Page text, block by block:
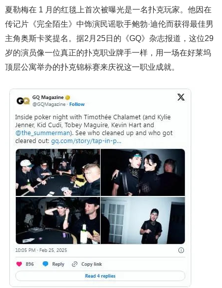
夏勒梅在 1 月的红毯上首次被曝光是一名扑克玩家。他因在
传记片《完全陌生》中饰演民谣歌手鲍勃·迪伦而获得最佳男
主角奥斯卡奖提名。据2月25日的《GQ》杂志报道，这位29
岁的演员像一位真正的扑克职业牌手一样，用一场在好莱坞
顶层公寓举办的扑克锦标赛来庆祝这一职业成就。